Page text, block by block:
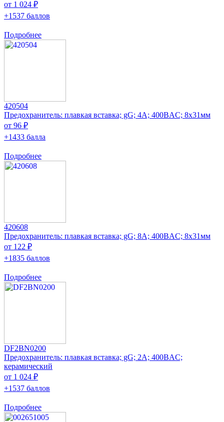
от 1 024 ₽
+1537 баллов
Подробнее
420504
Предохранитель: плавкая вставка; gG; 4А; 400ВAC; 8x31мм
от 96 ₽
+1433 балла
Подробнее
420608
Предохранитель: плавкая вставка; gG; 8А; 400ВAC; 8x31мм
от 122 ₽
+1835 баллов
Подробнее
DF2BN0200
Предохранитель: плавкая вставка; gG; 2А; 400ВAC;
керамический
от 1 024 ₽
+1537 баллов
Подробнее